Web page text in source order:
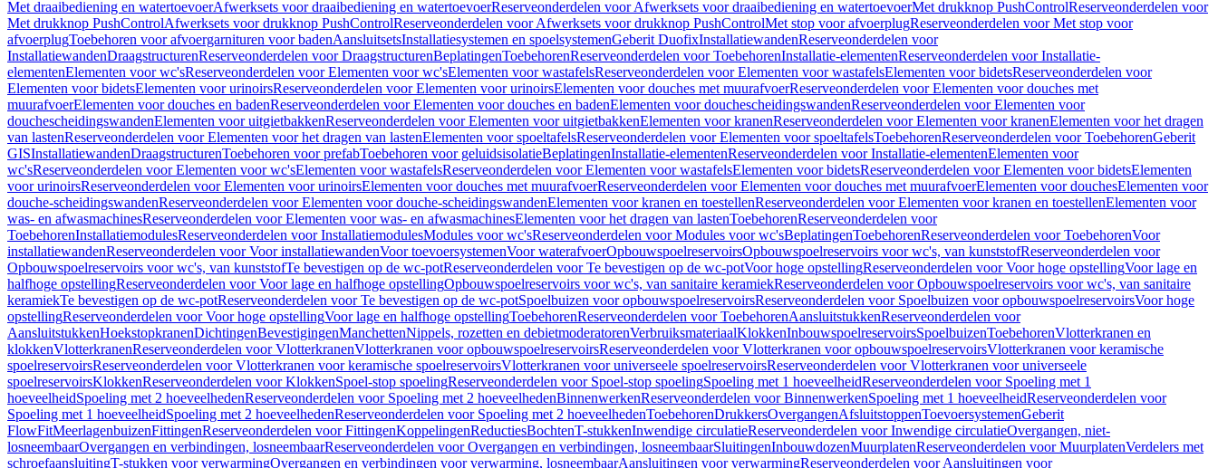
Met draaibediening en watertoevoerAfwerksets voor draaibediening en watertoevoerReserveonderdelen voor Afwerksets voor draaibediening en watertoevoerMet drukknop PushControlReserveonderdelen voor
Met drukknop PushControlAfwerksets voor drukknop PushControlReserveonderdelen voor Afwerksets voor drukknop PushControlMet stop voor afvoerplugReserveonderdelen voor Met stop voor
afvoerplugToebehoren voor afvoergarnituren voor badenAansluitsetsInstallatiesystemen en spoelsystemenGeberit DuofixInstallatiewandenReserveonderdelen voor
InstallatiewandenDraagstructurenReserveonderdelen voor DraagstructurenBeplatingenToebehorenReserveonderdelen voor ToebehorenInstallatie-elementenReserveonderdelen voor Installatie-
elementenElementen voor wc'sReserveonderdelen voor Elementen voor wc'sElementen voor wastafelsReserveonderdelen voor Elementen voor wastafelsElementen voor bidetsReserveonderdelen voor
Elementen voor bidetsElementen voor urinoirsReserveonderdelen voor Elementen voor urinoirsElementen voor douches met muurafvoerReserveonderdelen voor Elementen voor douches met
muurafvoerElementen voor douches en badenReserveonderdelen voor Elementen voor douches en badenElementen voor douchescheidingswandenReserveonderdelen voor Elementen voor
douchescheidingswandenElementen voor uitgietbakkenReserveonderdelen voor Elementen voor uitgietbakkenElementen voor kranenReserveonderdelen voor Elementen voor kranenElementen voor het dragen
van lastenReserveonderdelen voor Elementen voor het dragen van lastenElementen voor spoeltafelsReserveonderdelen voor Elementen voor spoeltafelsToebehorenReserveonderdelen voor ToebehorenGeberit
GISInstallatiewandenDraagstructurenToebehoren voor prefabToebehoren voor geluidsisolatieBeplatingenInstallatie-elementenReserveonderdelen voor Installatie-elementenElementen voor
wc'sReserveonderdelen voor Elementen voor wc'sElementen voor wastafelsReserveonderdelen voor Elementen voor wastafelsElementen voor bidetsReserveonderdelen voor Elementen voor bidetsElementen
voor urinoirsReserveonderdelen voor Elementen voor urinoirsElementen voor douches met muurafvoerReserveonderdelen voor Elementen voor douches met muurafvoerElementen voor douchesElementen voor
douche-scheidingswandenReserveonderdelen voor Elementen voor douche-scheidingswandenElementen voor kranen en toestellenReserveonderdelen voor Elementen voor kranen en toestellenElementen voor
was- en afwasmachinesReserveonderdelen voor Elementen voor was- en afwasmachinesElementen voor het dragen van lastenToebehorenReserveonderdelen voor
ToebehorenInstallatiemodulesReserveonderdelen voor InstallatiemodulesModules voor wc'sReserveonderdelen voor Modules voor wc'sBeplatingenToebehorenReserveonderdelen voor ToebehorenVoor
installatiewandenReserveonderdelen voor Voor installatiewandenVoor toevoersystemenVoor waterafvoerOpbouwspoelreservoirsOpbouwspoelreservoirs voor wc's, van kunststofReserveonderdelen voor
Opbouwspoelreservoirs voor wc's, van kunststofTe bevestigen op de wc-potReserveonderdelen voor Te bevestigen op de wc-potVoor hoge opstellingReserveonderdelen voor Voor hoge opstellingVoor lage en
halfhoge opstellingReserveonderdelen voor Voor lage en halfhoge opstellingOpbouwspoelreservoirs voor wc's, van sanitaire keramiekReserveonderdelen voor Opbouwspoelreservoirs voor wc's, van sanitaire
keramiekTe bevestigen op de wc-potReserveonderdelen voor Te bevestigen op de wc-potSpoelbuizen voor opbouwspoelreservoirsReserveonderdelen voor Spoelbuizen voor opbouwspoelreservoirsVoor hoge
opstellingReserveonderdelen voor Voor hoge opstellingVoor lage en halfhoge opstellingToebehorenReserveonderdelen voor ToebehorenAansluitstukkenReserveonderdelen voor
AansluitstukkenHoekstopkranenDichtingenBevestigingenManchettenNippels, rozetten en debietmoderatorenVerbruiksmateriaalKlokkenInbouwspoelreservoirsSpoelbuizenToebehorenVlotterkranen en
klokkenVlotterkranenReserveonderdelen voor VlotterkranenVlotterkranen voor opbouwspoelreservoirsReserveonderdelen voor Vlotterkranen voor opbouwspoelreservoirsVlotterkranen voor keramische
spoelreservoirsReserveonderdelen voor Vlotterkranen voor keramische spoelreservoirsVlotterkranen voor universeele spoelreservoirsReserveonderdelen voor Vlotterkranen voor universeele
spoelreservoirsKlokkenReserveonderdelen voor KlokkenSpoel-stop spoelingReserveonderdelen voor Spoel-stop spoelingSpoeling met 1 hoeveelheidReserveonderdelen voor Spoeling met 1
hoeveelheidSpoeling met 2 hoeveelhedenReserveonderdelen voor Spoeling met 2 hoeveelhedenBinnenwerkenReserveonderdelen voor BinnenwerkenSpoeling met 1 hoeveelheidReserveonderdelen voor
Spoeling met 1 hoeveelheidSpoeling met 2 hoeveelhedenReserveonderdelen voor Spoeling met 2 hoeveelhedenToebehorenDrukkersOvergangenAfsluitstoppenToevoersystemenGeberit
FlowFitMeerlagenbuizenFittingenReserveonderdelen voor FittingenKoppelingenReductiesBochtenT-stukkenInwendige circulatieReserveonderdelen voor Inwendige circulatieOvergangen, niet-
losneembaarOvergangen en verbindingen, losneembaarReserveonderdelen voor Overgangen en verbindingen, losneembaarSluitingenInbouwdozenMuurplatenReserveonderdelen voor MuurplatenVerdelers met
schroefaansluitingT-stukken voor verwarmingOvergangen en verbindingen voor verwarming, losneembaarAansluitingen voor verwarmingReserveonderdelen voor Aansluitingen voor